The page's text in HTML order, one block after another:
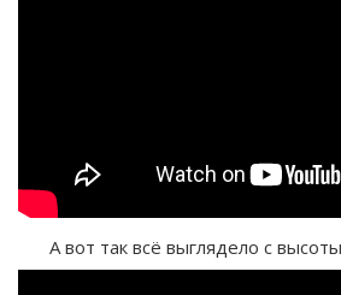
А вот так всё выглядело с